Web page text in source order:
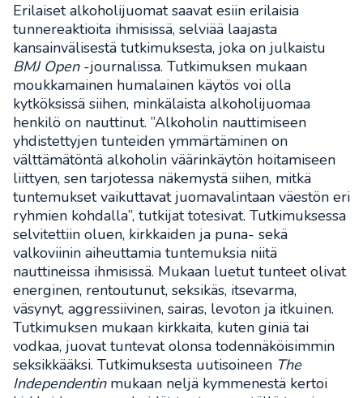
Erilaiset alkoholijuomat saavat esiin erilaisia
tunnereaktioita ihmisissä, selviää laajasta
kansainvälisestä tutkimuksesta, joka on julkaistu
BMJ Open-journalissa. Tutkimuksen mukaan
moukkamainen humalainen käytös voi olla
kytköksissä siihen, minkälaista alkoholijuomaa
henkilö on nauttinut. ”Alkoholin nauttimiseen
yhdistettyjen tunteiden ymmärtäminen on
välttämätöntä alkoholin väärinkäytön hoitamiseen
liittyen, sen tarjotessa näkemystä siihen, mitkä
tuntemukset vaikuttavat juomavalintaan väestön eri
ryhmien kohdalla”, tutkijat totesivat. Tutkimuksessa
selvitettiin oluen, kirkkaiden ja puna- sekä
valkoviinin aiheuttamia tuntemuksia niitä
nauttineissa ihmisissä. Mukaan luetut tunteet olivat
energinen, rentoutunut, seksikäs, itsevarma,
väsynyt, aggressiivinen, sairas, levoton ja itkuinen.
Tutkimuksen mukaan kirkkaita, kuten giniä tai
vodkaa, juovat tuntevat olonsa todennäköisimmin
seksikkääksi. Tutkimuksesta uutisoineen The
Independentinmukaan neljä kymmenestä kertoi